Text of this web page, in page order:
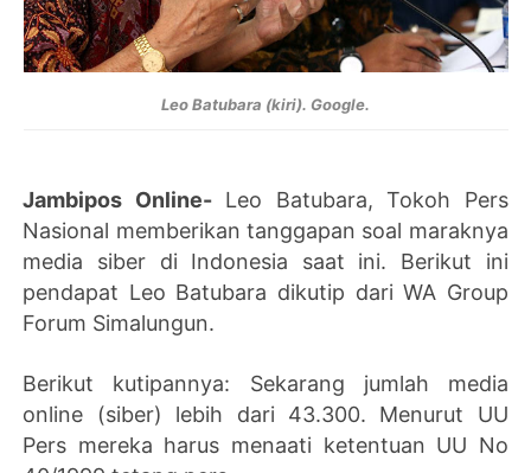
Leo Batubara (kiri). Google.
Jambipos Online-Leo Batubara, Tokoh Pers
Nasional memberikan tanggapan soal maraknya
media siber di Indonesia saat ini. Berikut ini
pendapat Leo Batubara dikutip dari WA Group
Forum Simalungun.
Berikut kutipannya: Sekarang jumlah media
online (siber) lebih dari 43.300. Menurut UU
Pers mereka harus menaati ketentuan UU No